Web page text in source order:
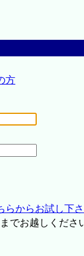
方
らからお試し下
でお越しくださ